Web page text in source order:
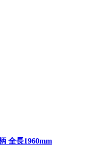
全長1960mm